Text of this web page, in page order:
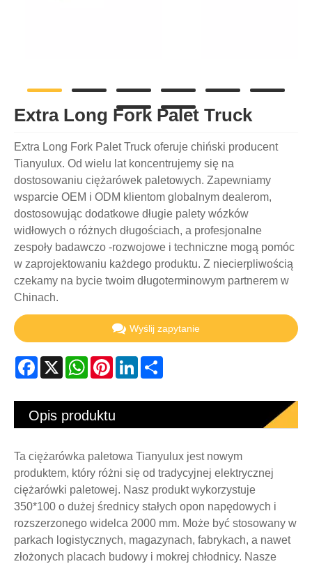
Extra Long Fork Palet Truck
Extra Long Fork Palet Truck oferuje chiński producent
Tianyulux. Od wielu lat koncentrujemy się na
dostosowaniu ciężarówek paletowych. Zapewniamy
wsparcie OEM i ODM klientom globalnym dealerom,
dostosowując dodatkowe długie palety wózków
widłowych o różnych długościach, a profesjonalne
zespoły badawczo -rozwojowe i techniczne mogą pomóc
w zaprojektowaniu każdego produktu. Z niecierpliwością
czekamy na bycie twoim długoterminowym partnerem w
Chinach.
Wyślij zapytanie
Facebook
X WhatsApp
PinterestLinkedIn
Opis produktu
Ta ciężarówka paletowa Tianyulux jest nowym
produktem, który różni się od tradycyjnej elektrycznej
ciężarówki paletowej. Nasz produkt wykorzystuje
350*100 o dużej średnicy stałych opon napędowych i
rozszerzonego widelca 2000 mm. Może być stosowany w
parkach logistycznych, magazynach, fabrykach, a nawet
złożonych placach budowy i mokrej chłodnicy. Nasze